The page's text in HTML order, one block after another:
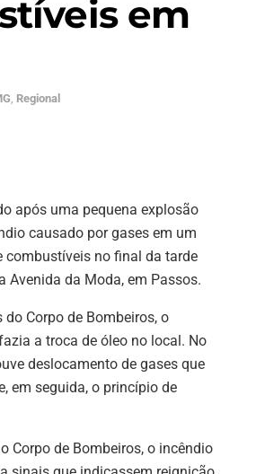
em
, Regional
após uma pequena explosão
causado por gases em um
combustíveis no final da tarde
Avenida da Moda, em Passos.
Corpo de Bombeiros, o
a troca de óleo no local. No
deslocamento de gases que
em seguida, o princípio de
Corpo de Bombeiros, o incêndio